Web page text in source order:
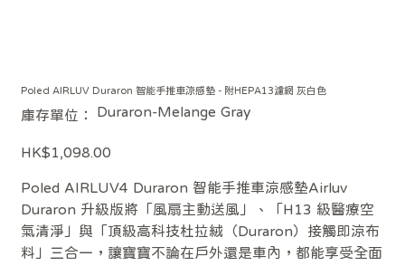
Poled AIRLUV Duraron 智能手推車涼感墊 - 附HEPA13濾網 灰白色
庫存單位：
SKU
Duraron-
Duraron-Melange Gray
價
格
HK$1,098.00
Poled AIRLUV4 Duraron 智能手推車涼感墊Airluv
Duraron 升級版將「風扇主動送風」、「H13 級醫療空
氣清淨」與「頂級高科技杜拉絨（Duraron）接觸即涼布
料」三合一，讓寶寶不論在戶外還是車內，都能享受全面